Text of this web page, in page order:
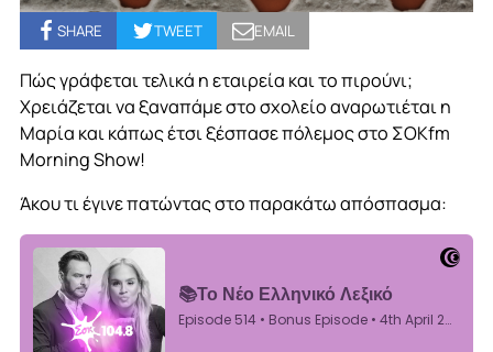
SHARE TWEET EMAIL
Πώς γράφεται τελικά η εταιρεία και το πιρούνι;
Χρειάζεται να ξαναπάμε στο σχολείο αναρωτιέται η
Μαρία και κάπως έτσι ξέσπασε πόλεμος στο ΣΟΚfm
Morning Show!
Άκου τι έγινε πατώντας στο παρακάτω απόσπασμα: